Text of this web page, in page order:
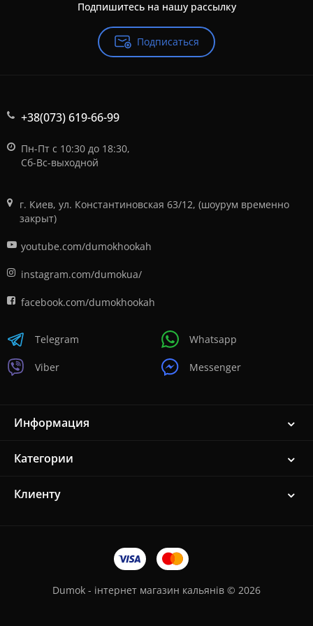
Подпишитесь на нашу рассылку
Подписаться
+38(073) 619-66-99
Пн-Пт с 10:30 до 18:30,
Сб-Вс-выходной
г. Киев, ул. Константиновская 63/12, (шоурум временно
закрыт)
youtube.com/dumokhookah
instagram.com/dumokua/
facebook.com/dumokhookah
Telegram
Viber
Whatsapp
Messenger
Информация
Категории
Клиенту
Dumok - інтернет магазин кальянів © 2026